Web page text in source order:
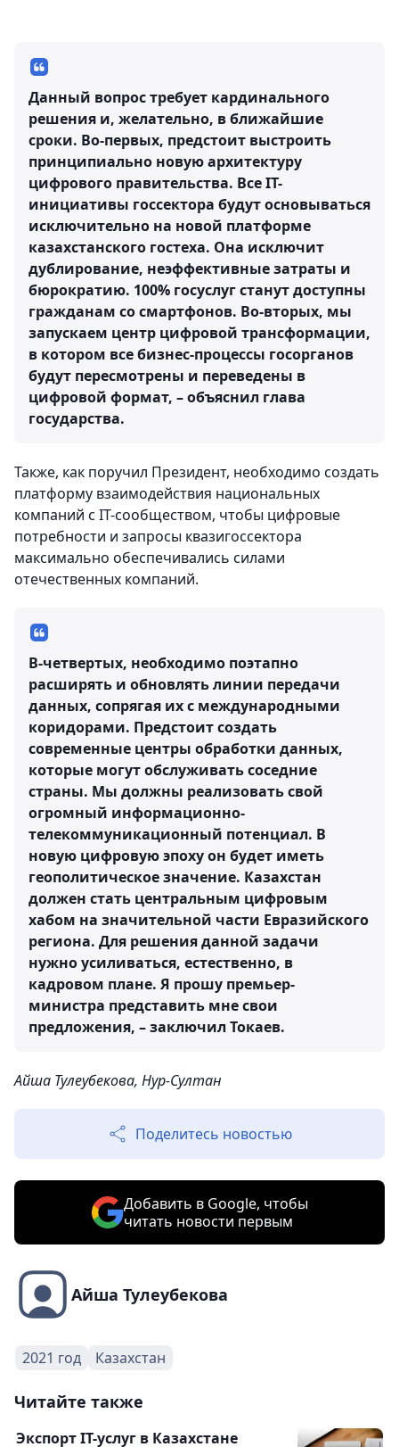
Данный вопрос требует кардинального
решения и, желательно, в ближайшие
сроки. Во-первых, предстоит выстроить
принципиально новую архитектуру
цифрового правительства. Все IT-
инициативы госсектора будут основываться
исключительно на новой платформе
казахстанского гостеха. Она исключит
дублирование, неэффективные затраты и
бюрократию. 100% госуслуг станут доступны
гражданам со смартфонов. Во-вторых, мы
запускаем центр цифровой трансформации,
в котором все бизнес-процессы госорганов
будут пересмотрены и переведены в
цифровой формат, – объяснил глава
государства.
Также, как поручил Президент, необходимо создать
платформу взаимодействия национальных
компаний с IT-сообществом, чтобы цифровые
потребности и запросы квазигоссектора
максимально обеспечивались силами
отечественных компаний.
В-четвертых, необходимо поэтапно
расширять и обновлять линии передачи
данных, сопрягая их с международными
коридорами. Предстоит создать
современные центры обработки данных,
которые могут обслуживать соседние
страны. Мы должны реализовать свой
огромный информационно-
телекоммуникационный потенциал. В
новую цифровую эпоху он будет иметь
геополитическое значение. Казахстан
должен стать центральным цифровым
хабом на значительной части Евразийского
региона. Для решения данной задачи
нужно усиливаться, естественно, в
кадровом плане. Я прошу премьер-
министра представить мне свои
предложения, – заключил Токаев.
Айша Тулеубекова, Нур-Султан
Поделитесь новостью
Добавить в Google, чтобы
читать новости первым
Айша Тулеубекова
2021 год Казахстан
Читайте также
Экспорт IT-услуг в Казахстане